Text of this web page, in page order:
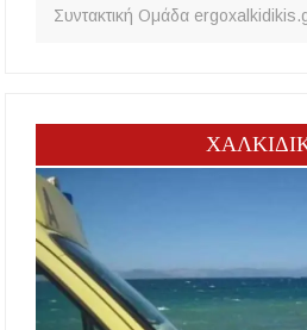
Συντακτική Ομάδα